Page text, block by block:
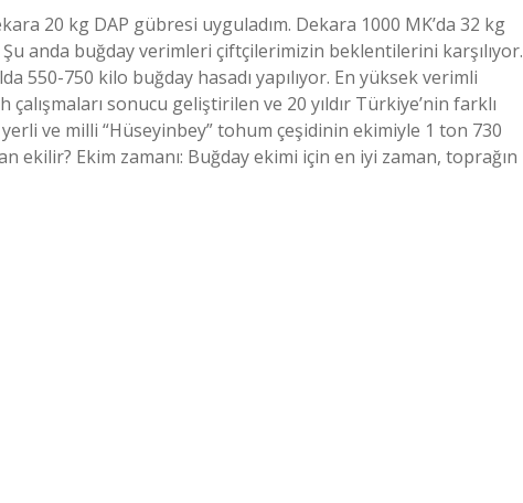
20 kg DAP gübresi uyguladım. Dekara 1000 MK’da 32 kg
anda buğday verimleri çiftçilerimizin beklentilerini karşılıyor.
550-750 kilo buğday hasadı yapılıyor. En yüksek verimli
sonucu geliştirilen ve 20 yıldır Türkiye’nin farklı
ve milli “Hüseyinbey” tohum çeşidinin ekimiyle 1 ton 730
ekilir? Ekim zamanı: Buğday ekimi için en iyi zaman, toprağın